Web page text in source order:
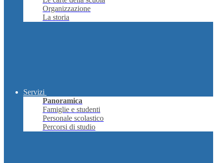
Organizzazione
La storia
Servizi
Panoramica
Famiglie e studenti
Personale scolastico
Percorsi di studio